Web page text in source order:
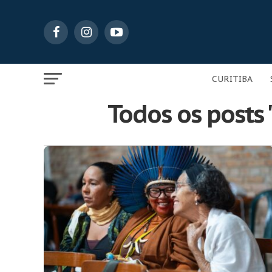
CURITIBA
Todos os